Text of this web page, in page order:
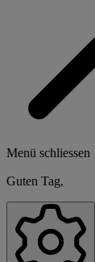
Menü schliessen
Guten Tag,